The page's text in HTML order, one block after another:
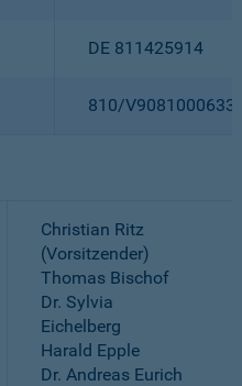
DE 811425914
810/
Christian Ritz
(Vorsitzender)
Thomas Bischof
Dr. Sylvia
Eichelberg
Harald Epple
Dr. Andreas Eurich